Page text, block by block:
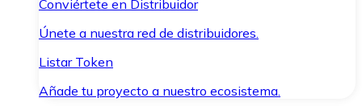
Conviértete en Distribuidor
Únete a nuestra red de distribuidores.
Listar Token
Añade tu proyecto a nuestro ecosistema.